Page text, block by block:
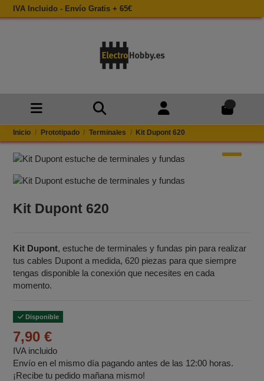
IVA Incluido - Envío Gratis + 65€
Inicio Prototipado Terminales Kit Dupont 620
Kit Dupont 620
Kit Dupont, estuche de terminales y fundas pin para realizar
tus cables Dupont a medida, 620 piezas para que siempre
tengas disponible la conexión que necesites en cada
momento.
Disponible
7,90 €
IVA incluido
Envío en el mismo día pagando antes de las 12:00 horas.
¡Recibe tu pedido mañana mismo!